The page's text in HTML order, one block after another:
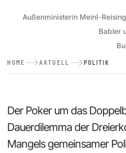
Außenministerin Meinl-
Babler
HOME AKTUELL POLITIK
Der Poker um das
Dauerdilemma der
Mangels gemeinsamer